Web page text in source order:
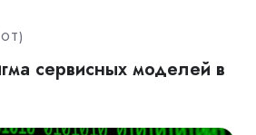
сервисных моделей в